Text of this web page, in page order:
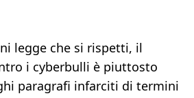
legge che si rispetti, il
i cyberbulli è piuttosto
paragrafi infarciti di termini